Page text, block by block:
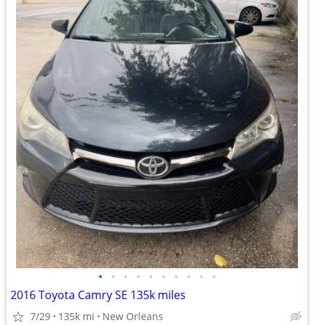
• • • • • • • • • •
2016 Toyota Camry SE 135k miles
7/29 135k mi New Orleans